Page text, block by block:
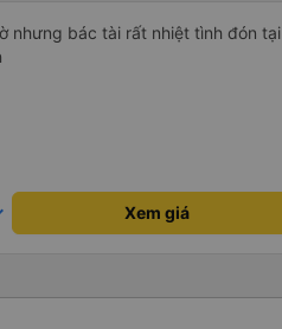
nhưng bác tài rất nhiệt tình đón tại
Xem giá